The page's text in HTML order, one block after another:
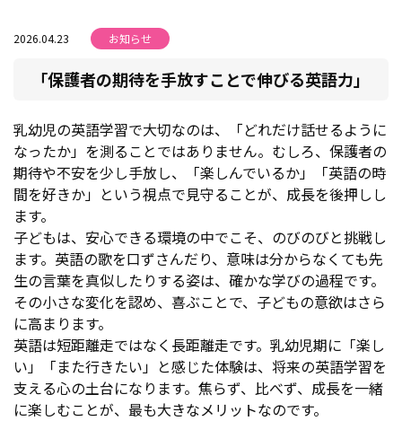
2026.04.23 お知らせ
「保護者の期待を手放すことで伸びる英語力」
乳幼児の英語学習で大切なのは、「どれだけ話せるように
なったか」を測ることではありません。むしろ、保護者の
期待や不安を少し手放し、「楽しんでいるか」「英語の時
間を好きか」という視点で見守ることが、成長を後押しし
ます。
子どもは、安心できる環境の中でこそ、のびのびと挑戦し
ます。英語の歌を口ずさんだり、意味は分からなくても先
生の言葉を真似したりする姿は、確かな学びの過程です。
その小さな変化を認め、喜ぶことで、子どもの意欲はさら
に高まります。
英語は短距離走ではなく長距離走です。乳幼児期に「楽し
い」「また行きたい」と感じた体験は、将来の英語学習を
支える心の土台になります。焦らず、比べず、成長を一緒
に楽しむことが、最も大きなメリットなのです。